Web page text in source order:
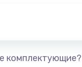
комплектующие?